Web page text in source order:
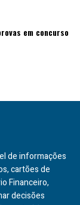
em concurso
de informações
cartões de
Financeiro,
decisões